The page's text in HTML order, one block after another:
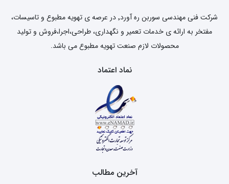
شرکت فنی مهندسی سوربن ره آورد٬ در عرصه ی تهویه مطبوع و تاسیسات،
مفتخر به ارائه ی خدمات تعمیر و نگهداری، طراحی،اجرا،فروش و تولید
محصولات لازم صنعت تهویه مطبوع می باشد.
نماد اعتماد
آخرین مطالب